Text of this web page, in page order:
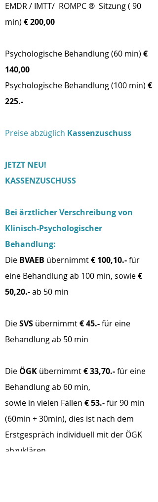
EMDR / IMTT/ ROMPC® Sitzung ( 90
min) € 200,00
Psychologische Behandlung (60 min) €
140,00
Psychologische Behandlung (100 min) €
225.-
Preise abzüglich Kassenzuschuss
JETZT NEU!
KASSENZUSCHUSS
Bei ärztlicher Verschreibung von
Klinisch-Psychologischer
Behandlung:
Die BVAEB übernimmt€ 100,10.-für
eine Behandlung ab 100 min, sowie€
50,20.-ab 50 min
DieSVS übernimmt€ 45.-für eine
Behandlung ab 50 min
Die ÖGK übernimmt€ 33,70.-für eine
Behandlung ab 60 min,
sowie in vielen Fällen € 53.-für 90 min
(60min + 30min), dies ist nach dem
Erstgespräch individuell mit der ÖGK
abzuklären